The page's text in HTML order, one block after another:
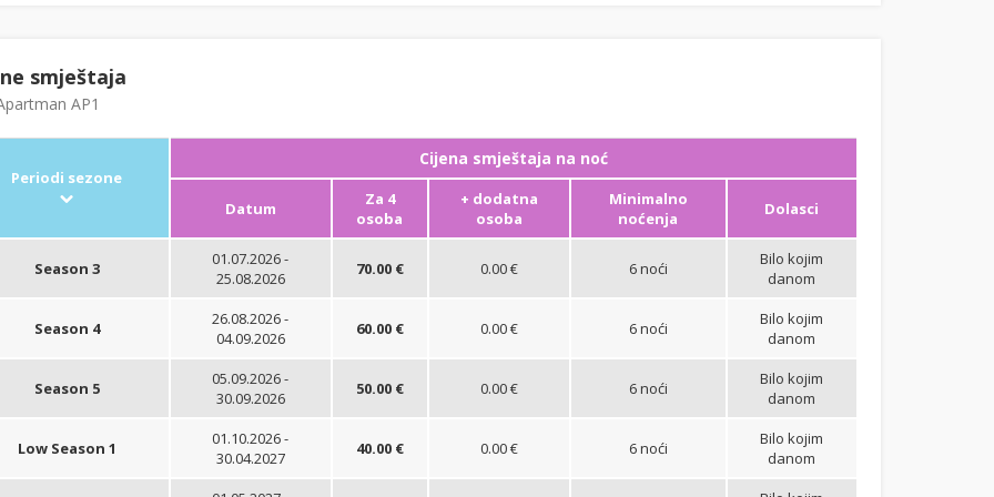
smještaja
AP1
Periodi sezone
Cijena smještaja na noć
Datum
Za 4
osoba
+ dodatna
osoba
Minimalno
noćenja
Dolasci
Season 3
01.07.2026 -
25.08.2026
70.00 € 0.00 € 6 noći
Bilo kojim
danom
Season 4
26.08.2026 -
04.09.2026
60.00 € 0.00 € 6 noći
Bilo kojim
danom
Season 5
05.09.2026 -
30.09.2026
50.00 € 0.00 € 6 noći
Bilo kojim
danom
Low Season 1
01.10.2026 -
30.04.2027
40.00 € 0.00 € 6 noći
Bilo kojim
danom